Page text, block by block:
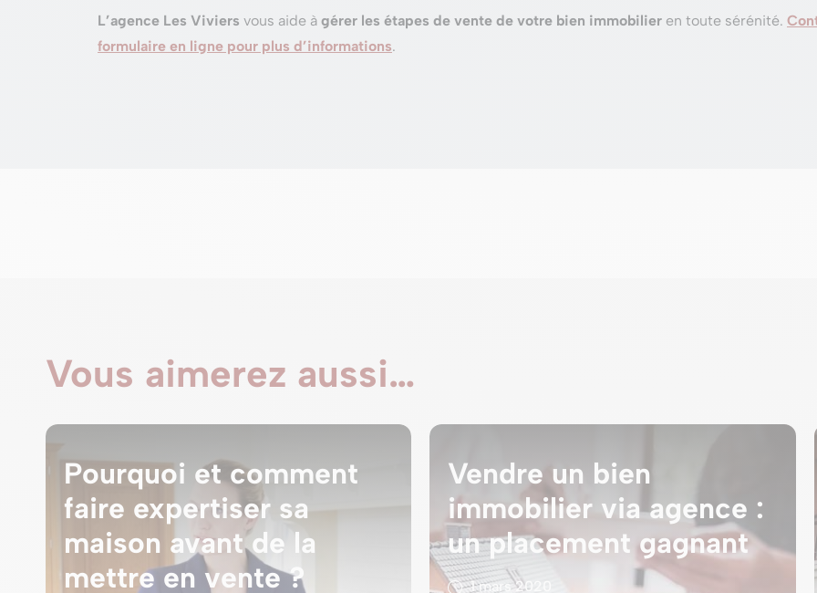
L’agence Les Viviers vous aide à gérer les étapes de vente de votre bien immobilier en toute sérénité.
formulaire en ligne pour plus d’informations.
Vous aimerez aussi…
Pourquoi et comment
faire expertiser sa
maison avant de la
mettre en vente ?
Vendre un bien
immobilier via agence :
un placement gagnant
1 mars 2020